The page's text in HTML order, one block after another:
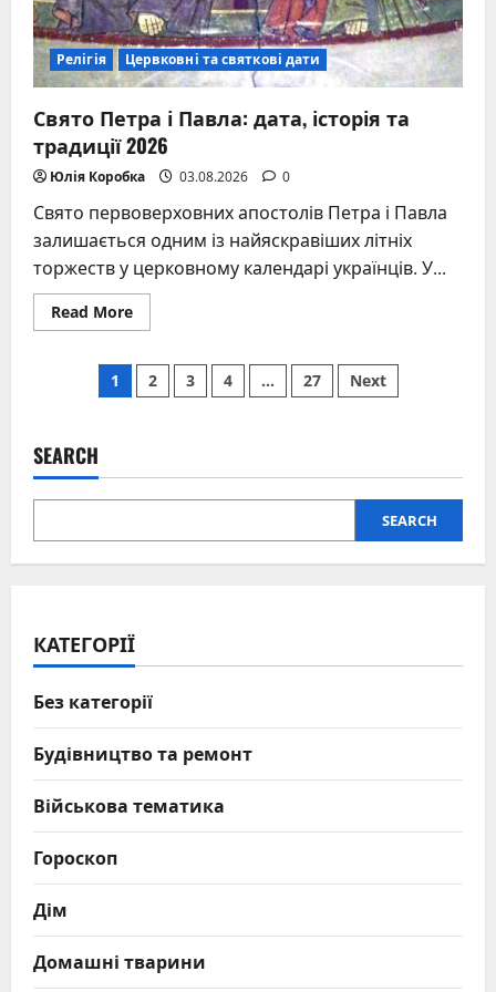
Релігія Цервковні та святкові дати
Свято Петра і Павла: дата, історія та
традиції 2026
Юлія Коробка 03.08.2026 0
Свято первоверховних апостолів Петра і Павла
залишається одним із найяскравіших літніх
торжеств у церковному календарі українців. У...
Read MoreRead
more
Петра
Павла:
2026
Posts
1 2 3 4 … 27 Next
SEARCH
SEARCH
КАТЕГОРІЇ
Без категорії
Будівництво та ремонт
Військова тематика
Гороскоп
Дім
Домашні тварини